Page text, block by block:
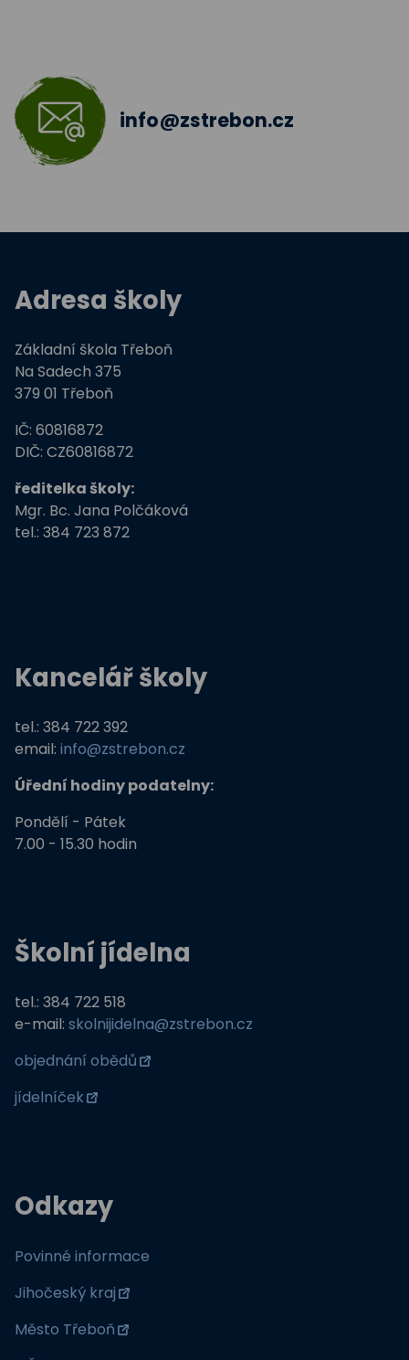
Šablony II.
Šablony 2016
Celé Česko čte dětem
Moderní technologie ve výuce
ZŠ Třeboň, Na Sadech jede do E
Tvořivá dílna žáků ZŠ Třeboň
Zdravé město Třeboň a ZŠ
Stromy, skřeti, dřeváci
EU peníze školám
Němčina nekouše
Podpora programů prevence krim
info@zstrebon.cz
Adresa školy
Základní škola Třeboň
Na Sadech 375
379 01 Třeboň
IČ: 60816872
DIČ: CZ60816872
ředitelka školy:
Mgr. Bc. Jana Polčáková
tel.: 384 723 872
Kancelář školy
tel.: 384 722 392
email: info@zstrebon.cz
Úřední hodiny podatelny:
Pondělí - Pátek
7.00 - 15.30 hodin
Školní jídelna
tel.: 384 722 518
e-mail: skolnijidelna@zstrebon.cz
objednání obědů
jídelníček
Odkazy
Povinné informace
Jihočeský kraj
Město Třeboň